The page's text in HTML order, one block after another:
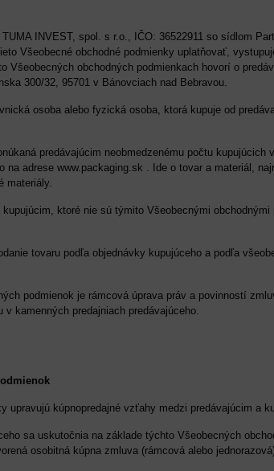
INVEST, spol. s r.o., IČO: 36522911 so sídlom
Všeobecné obchodné podmienky uplatňovať,
Všeobecných obchodných podmienkach hovorí o
300/32, 95701 v Bánovciach nad Bebravou.
osoba alebo fyzická osoba, ktorá kupuje od
predávajúcim neobmedzenému počtu
na adrese www.packaging.sk . Ide o tovar a materiál,
materiály.
ktoré nie sú týmito Všeobecnými
tovaru podľa objednávky kupujúceho a podľa
podmienok je rámcová úprava práv a povinností
kamenných predajniach predávajúceho.
upravujú kúpnopredajné vzťahy medzi predávajúcim a
sa uskutočnia na základe týchto Všeobecných
osobitná kúpna zmluva (rámcová alebo